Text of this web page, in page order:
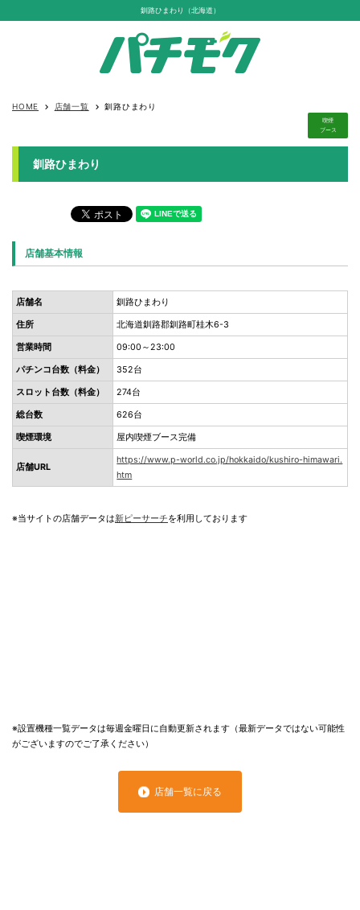
釧路ひまわり（北海道）
HOME keyboard_arrow_right 店舗一覧 keyboard_arrow_right 釧路ひまわり
喫煙
ブース
釧路ひまわり
店舗基本情報
店舗名 釧路ひまわり
住所 北海道釧路郡釧路町桂木6-3
営業時間 09:00～23:00
パチンコ台数（料金） 352台
スロット台数（料金） 274台
総台数 626台
喫煙環境 屋内喫煙ブース完備
店舗URL
https://www.p-world.co.jp/hokkaido/kushiro-himawari.
htm
※当サイトの店舗データは新ピーサーチを利用しております
※設置機種一覧データは毎週金曜日に自動更新されます（最新データではない可能性
がございますのでご了承ください）
店舗一覧に戻る